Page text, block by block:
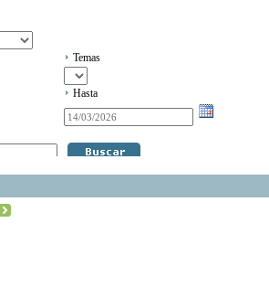
Temas
Hasta